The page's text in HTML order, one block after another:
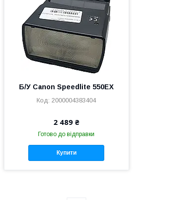
Б/У Canon Speedlite 550EX
2000004383404
2 489 ₴
Готово до відправки
Купити